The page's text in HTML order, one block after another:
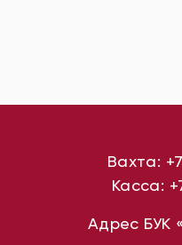
Вахта:
Касса:
Адрес БУК